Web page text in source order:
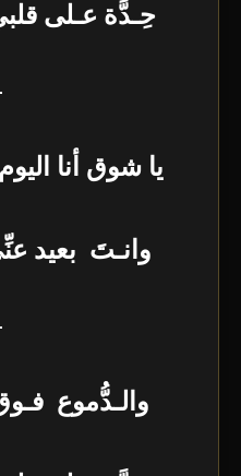
حِـدَّة عـلى
يا شوق أنا
وانـتَ بعيد
والـدُّموع